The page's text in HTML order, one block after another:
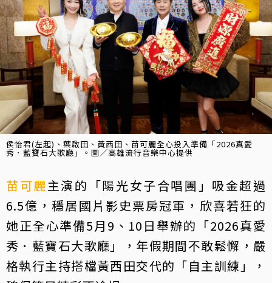
侯怡君(左起)、葉啟田、黃西田、苗可麗全心投入準備「2026真愛
秀．藍寶石大歌廳」。圖／高雄流行音樂中心提供
苗可麗主演的「陽光女子合唱團」吸金超過
6.5億，穩居國片影史票房冠軍，欣喜若狂的
她正全心準備5月9、10日舉辦的「2026真愛
秀．藍寶石大歌廳」，年假期間不敢鬆懈，嚴
格執行主持搭檔黃西田交代的「自主訓練」，